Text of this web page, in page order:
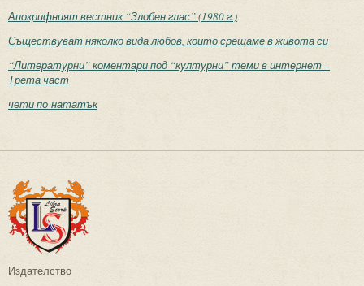
Апокрифният вестник “Злобен глас” (1980 г.)
Съществуват няколко вида любов, които срещаме в живота си
“Литературни” коментари под “културни” теми в интернет –
Трета част
чети по-нататък
Издателство